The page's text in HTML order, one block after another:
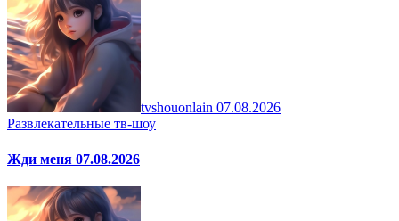
tvshouonlain 07.08.2026
Развлекательные тв-шоу
Жди меня 07.08.2026